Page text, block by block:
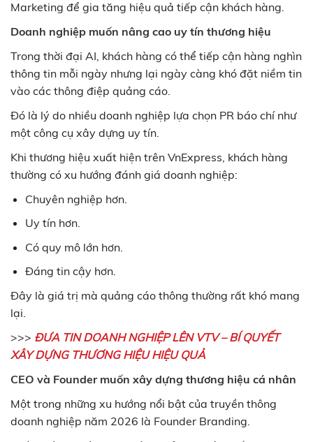
Marketing để gia tăng hiệu quả tiếp cận khách hàng.
Doanh nghiệp muốn nâng cao uy tín thương hiệu
Trong thời đại AI, khách hàng có thể tiếp cận hàng nghìn
thông tin mỗi ngày nhưng lại ngày càng khó đặt niềm tin
vào các thông điệp quảng cáo.
Đó là lý do nhiều doanh nghiệp lựa chọn PR báo chí như
một công cụ xây dựng uy tín.
Khi thương hiệu xuất hiện trên VnExpress, khách hàng
thường có xu hướng đánh giá doanh nghiệp:
Chuyên nghiệp hơn.
Uy tín hơn.
Có quy mô lớn hơn.
Đáng tin cậy hơn.
Đây là giá trị mà quảng cáo thông thường rất khó mang
lại.
>>> ĐƯA TIN DOANH NGHIỆP LÊN VTV – BÍ QUYẾT
XÂY DỰNG THƯƠNG HIỆU HIỆU QUẢ
CEO và Founder muốn xây dựng thương hiệu cá nhân
Một trong những xu hướng nổi bật của truyền thông
doanh nghiệp năm 2026 là Founder Branding.